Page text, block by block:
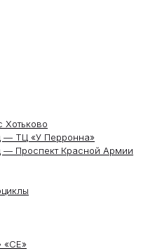
Хотьково
— ТЦ «У Перронна»
— Проспект Красной Армии
«СЕ»